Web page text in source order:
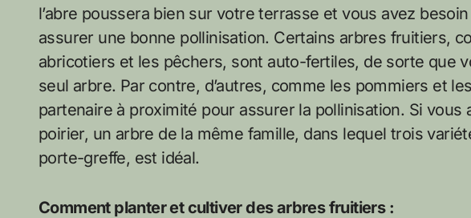
l’abre poussera bien sur votre terrasse et vous avez
assurer une bonne pollinisation. Certains arbres fruitiers,
abricotiers et les pêchers, sont auto-fertiles, de sorte que
seul arbre. Par contre, d’autres, comme les pommiers et
partenaire à proximité pour assurer la pollinisation. Si vous
poirier, un arbre de la même famille, dans lequel trois
porte-greffe, est idéal.
Comment planter et cultiver des arbres fruitiers :